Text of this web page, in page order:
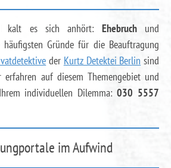
kalt es sich anhört: Ehebruchund
Gründe für die Beauftragung
der Kurtz Detektei Berlin sind
erfahren auf diesem Themengebiet und
individuellen Dilemma:030 5557
im Aufwind